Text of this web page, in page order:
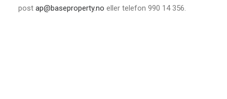
post ap@baseproperty.no eller telefon 990 14 356.